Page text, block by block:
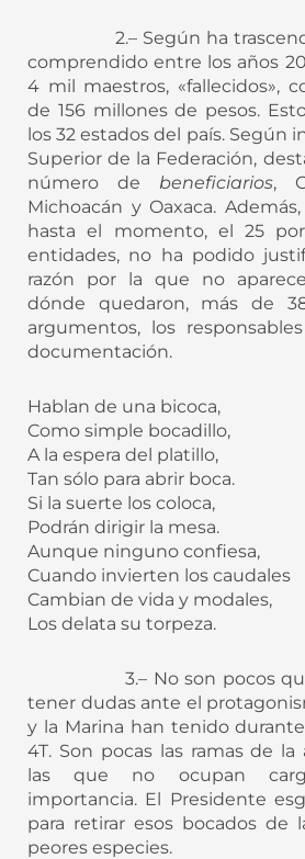
2.– Según ha
comprendido entre los años
4 mil maestros, «fallecidos»,
de 156 millones de pesos.
los 32 estados del país. Según
Superior de la Federación,
número de beneficiarios,
Michoacán y Oaxaca.
hasta el momento, el 25
entidades, no ha podido
razón por la que no
dónde quedaron, más de
argumentos, los
documentación.
Hablan de una bicoca,
Como simple bocadillo,
A la espera del platillo,
Tan sólo para abrir boca.
Si la suerte los coloca,
Podrán dirigir la mesa.
Aunque ninguno confiesa,
Cuando invierten los caudales
Cambian de vida y modales,
Los delata su torpeza.
3.– No son pocos
tener dudas ante el
y la Marina han tenido
4T. Son pocas las ramas de
las que no ocupan
importancia. El Presidente
para retirar esos bocados de
peores especies.